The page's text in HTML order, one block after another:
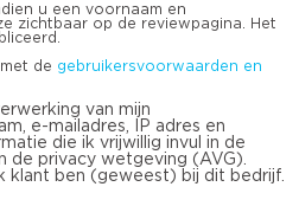
u een voornaam en
zichtbaar op de reviewpagina. Het
de gebruikersvoorwaarden en
van mijn
e-mailadres, IP adres en
die ik vrijwillig invul in de
de privacy wetgeving (AVG).
klant ben (geweest) bij dit bedrijf.